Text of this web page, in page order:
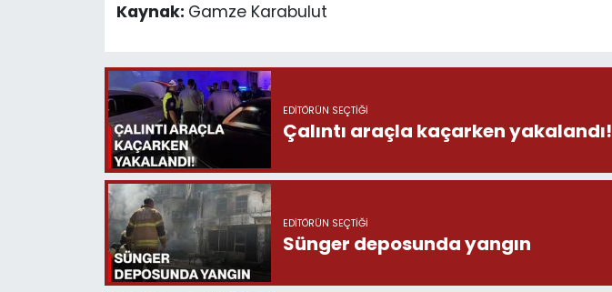
Kaynak: Gamze Karabulut
EDITÖRÜN SEÇTIĞI
Çalıntı araçla kaçarken yakalandı!
EDITÖRÜN SEÇTIĞI
Sünger deposunda yangın